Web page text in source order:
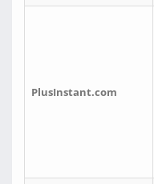
PlusInstant.com